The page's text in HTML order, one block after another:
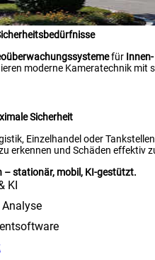
für
moderne Kameratechnik
Sicherheit
Einzelhandel oder
erkennen und Schäden effektiv
– stationär, mobil, KI-gestützt.
KI